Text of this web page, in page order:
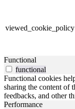
viewed_cookie_policy
Functional
functional
Functional cookies
sharing the content of
feedbacks, and other
Performance